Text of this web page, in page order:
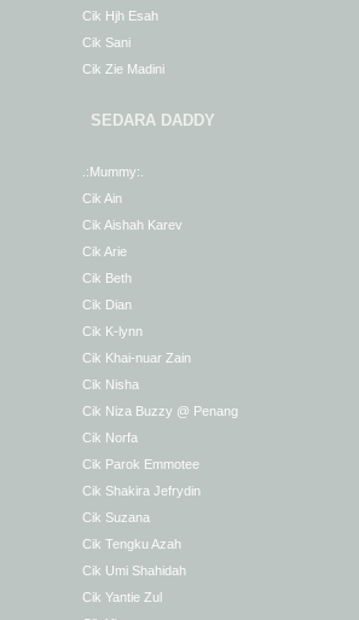
Cik Hjh Esah
Cik Sani
Cik Zie Madini
SEDARA DADDY
.:Mummy:.
Cik Ain
Cik Aishah Karev
Cik Arie
Cik Beth
Cik Dian
Cik K-lynn
Cik Khai-nuar Zain
Cik Nisha
Cik Niza Buzzy @ Penang
Cik Norfa
Cik Parok Emmotee
Cik Shakira Jefrydin
Cik Suzana
Cik Tengku Azah
Cik Umi Shahidah
Cik Yantie Zul